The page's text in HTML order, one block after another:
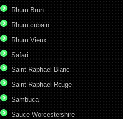
Rhum Brun
Rhum cubain
Rhum Vieux
Safari
Saint Raphael Blanc
Saint Raphael Rouge
Sambuca
Sauce Worcestershire